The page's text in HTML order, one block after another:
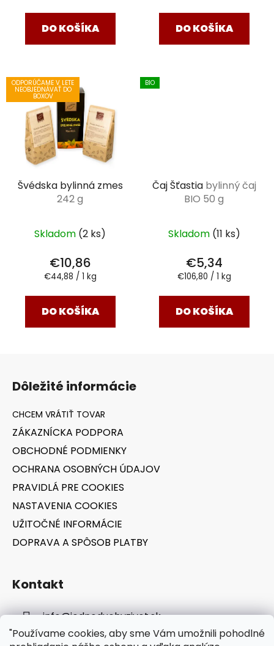
"Používame cookies, aby sme Vám umožnili pohodlné
DO KOŠÍKA DO KOŠÍKA
ODPORÚČAME V LETE
NEOBJEDNÁVAŤ DO
BOXOV
Švédska bylinná zmes
242 g
Skladom (2 ks)
€10,86
Jednotková
€44,88 / 1 kg
DO KOŠÍKA
BIO
Čaj Šťastia bylinný čaj
BIO 50 g
Skladom (11 ks)
€5,34
Jednotková
€106,80 / 1 kg
DO KOŠÍKA
Dôležité informácie
ZÁKAZNÍCKA PODPORA
OBCHODNÉ PODMIENKY
OCHRANA OSOBNÝCH ÚDAJOV
PRAVIDLÁ PRE COOKIES
NASTAVENIA COOKIES
UŽITOČNÉ INFORMÁCIE
DOPRAVA A SPÔSOB PLATBY
Kontakt
info@jednoduchyzivot.sk